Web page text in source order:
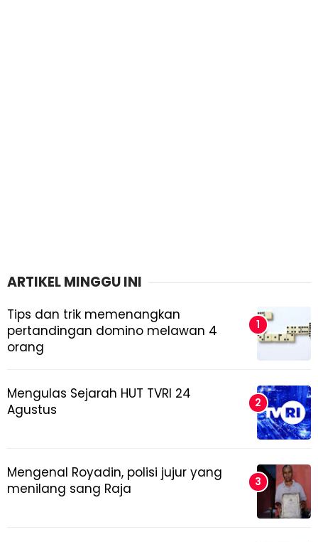
ARTIKEL MINGGU INI
Tips dan trik memenangkan
pertandingan domino melawan 4
orang
Mengulas Sejarah HUT TVRI 24
Agustus
Mengenal Royadin, polisi jujur yang
menilang sang Raja